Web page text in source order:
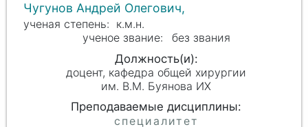
Чугунов Андрей Олегович,
к.м.н.
без звания
доцент, кафедра общей хирургии
им. В.М. Буянова ИХ